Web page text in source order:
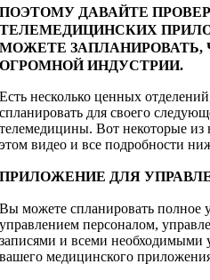
ПОЭТОМУ ДАВАЙТЕ
ТЕЛЕМЕДИЦИНСКИХ
МОЖЕТЕ
ОГРОМНОЙ ИНДУСТРИИ.
Есть несколько ценных
спланировать для своего
телемедицины. Вот некоторые из
этом видео и все подробности
ПРИЛОЖЕНИЕ ДЛЯ
Вы можете спланировать полное
управлением персоналом,
записями и всеми необходимыми
вашего медицинского